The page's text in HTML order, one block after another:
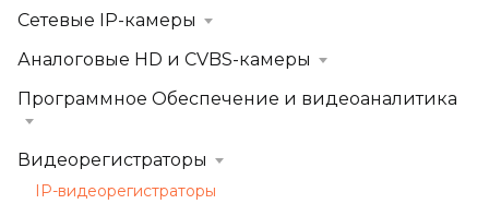
Сетевые IP-камеры
Аналоговые HD и CVBS-камеры
Программное Обеспечение и видеоаналитика
Видеорегистраторы
IP-видеорегистраторы